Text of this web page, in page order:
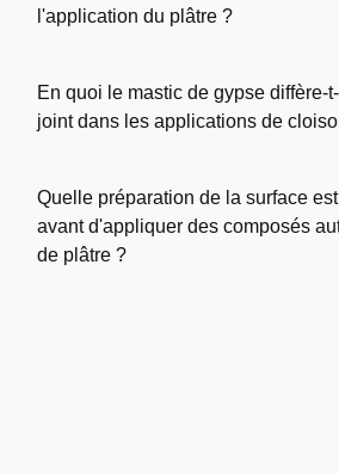
l'application du plâtre ?
En quoi le mastic de gypse diffère-
joint dans les applications de
Quelle préparation de la surface
avant d'appliquer des composés
de plâtre ?